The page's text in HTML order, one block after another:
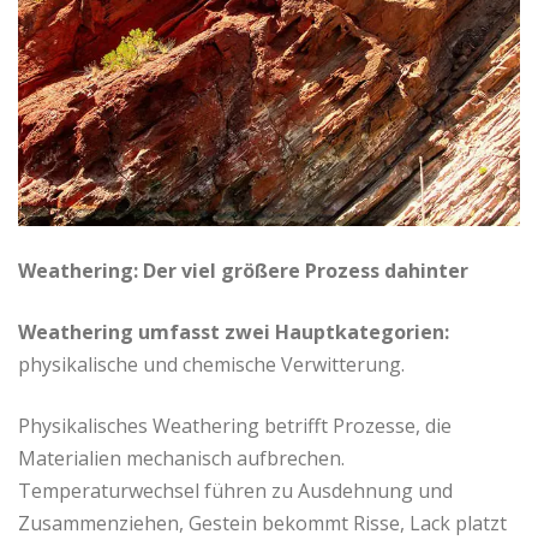
Weathering: Der viel größere Prozess dahinter
Weathering umfasst zwei Hauptkategorien:
physikalische und chemische Verwitterung.
Physikalisches Weathering betrifft Prozesse, die
Materialien mechanisch aufbrechen.
Temperaturwechsel führen zu Ausdehnung und
Zusammenziehen, Gestein bekommt Risse, Lack platzt